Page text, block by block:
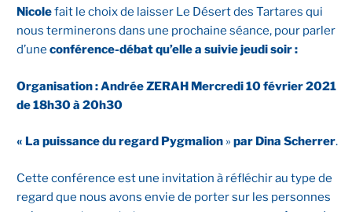
Nicolefait le choix de laisser Le Désert des Tartares qui
nous terminerons dans une prochaine séance, pour parler
d’uneconférence-débat qu’elle a suivie jeudi soir :
Organisation : Andrée ZERAH Mercredi 10 février 2021
de 18h30 à 20h30
« La puissance du regard Pygmalion »par Dina Scherrer.
Cette conférence est une invitation à réfléchir au type de
regard que nous avons envie de porter sur les personnes